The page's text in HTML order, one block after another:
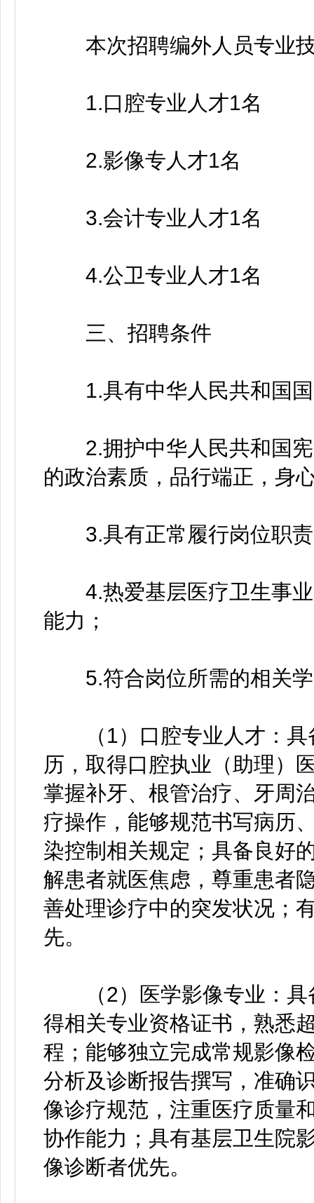
本次招聘编外人员专业技
1.口腔专业人才1名
2.影像专人才1名
3.会计专业人才1名
4.公卫专业人才1名
三、招聘条件
1.具有中华人民共和国国
2.拥护中华人民共和国宪
的政治素质，品行端正，身
3.具有正常履行岗位职责
4.热爱基层医疗卫生事业
能力；
5.符合岗位所需的相关学
（1）口腔专业人才：具
历，取得口腔执业（助理）
掌握补牙、根管治疗、牙周
疗操作，能够规范书写病历
染控制相关规定；具备良好
解患者就医焦虑，尊重患者
善处理诊疗中的突发状况；
先。
（2）医学影像专业：具
得相关专业资格证书，熟悉
程；能够独立完成常规影像
分析及诊断报告撰写，准确
像诊疗规范，注重医疗质量
协作能力；具有基层卫生院
像诊断者优先。